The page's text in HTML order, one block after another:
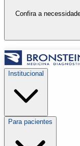
Confira a
Institucional
Para pacientes